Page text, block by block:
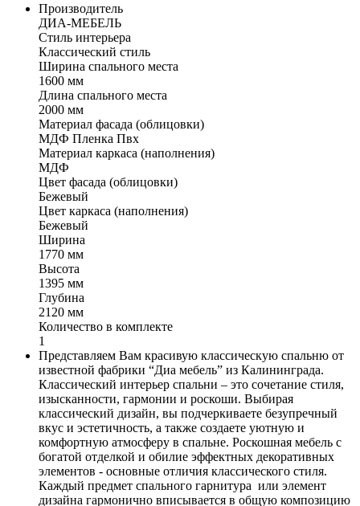
Производитель
ДИА-МЕБЕЛЬ
Стиль интерьера
Классический стиль
Ширина спального места
1600 мм
Длина спального места
2000 мм
Материал фасада (облицовки)
МДФ Пленка Пвх
Материал каркаса (наполнения)
МДФ
Цвет фасада (облицовки)
Бежевый
Цвет каркаса (наполнения)
Бежевый
Ширина
1770 мм
Высота
1395 мм
Глубина
2120 мм
Количество в комплекте
1
Представляем Вам красивую классическую спальню от
известной фабрики “Диа мебель” из Калининграда.
Классический интерьер спальни – это сочетание стиля,
изысканности, гармонии и роскоши. Выбирая
классический дизайн, вы подчеркиваете безупречный
вкус и эстетичность, а также создаете уютную и
комфортную атмосферу в спальне. Роскошная мебель с
богатой отделкой и обилие эффектных декоративных
элементов - основные отличия классического стиля.
Каждый предмет спального гарнитура или элемент
дизайна гармонично вписывается в общую композицию